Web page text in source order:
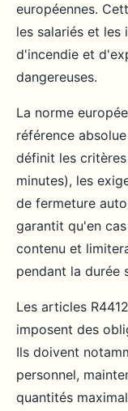
européennes.
les salariés et les
d'incendie et
dangereuses.
La norme
référence
définit les
minutes), les
de fermeture
garantit qu'en
contenu et
pendant la durée
Les articles
imposent des
Ils doivent
personnel,
quantités